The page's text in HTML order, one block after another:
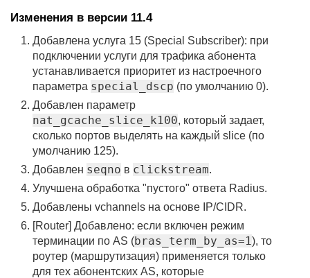
Изменения в версии 11.4
Добавлена услуга 15 (Special Subscriber): при
подключении услуги для трафика абонента
устанавливается приоритет из настроечного
параметра special_dscp (по умолчанию 0).
Добавлен параметр
nat_gcache_slice_k100, который задает,
сколько портов выделять на каждый slice (по
умолчанию 125).
Добавлен seqno в clickstream.
Улучшена обработка "пустого" ответа Radius.
Добавлены vchannels на основе IP/CIDR.
[Router] Добавлено: если включен режим
терминации по AS (bras_term_by_as=1), то
роутер (маршрутизация) применяется только
для тех абонентских AS, которые